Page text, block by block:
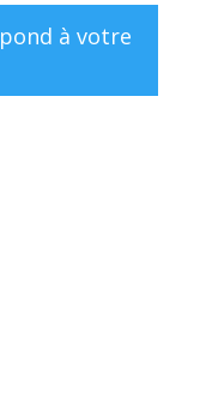
à votre